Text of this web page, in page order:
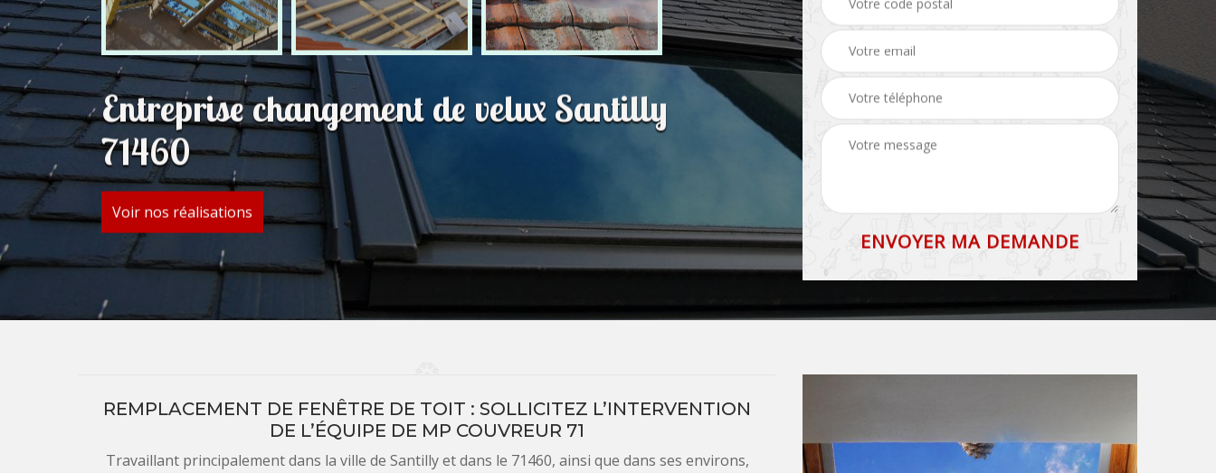
Entreprise changement de velux Santilly
71460
Voir nos réalisations
REMPLACEMENT DE FENÊTRE DE TOIT : SOLLICITEZ L’INTERVENTION
DE L’ÉQUIPE DE MP COUVREUR 71
Travaillant principalement dans la ville de Santilly et dans le 71460, ainsi que dans ses environs,